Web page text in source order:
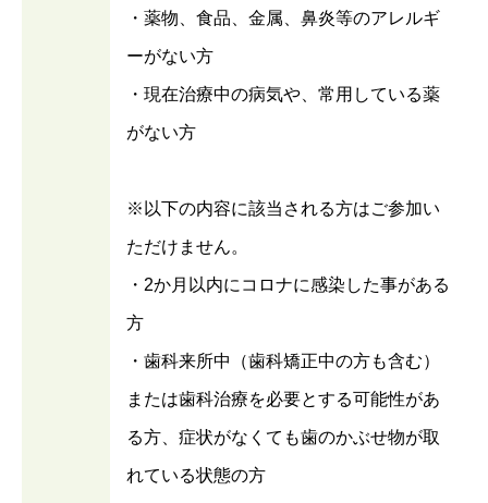
・薬物、食品、金属、鼻炎等のアレルギ
ーがない方
・現在治療中の病気や、常用している薬
がない方
※以下の内容に該当される方はご参加い
ただけません。
・2か月以内にコロナに感染した事がある
方
・歯科来所中（歯科矯正中の方も含む）
または歯科治療を必要とする可能性があ
る方、症状がなくても歯のかぶせ物が取
れている状態の方